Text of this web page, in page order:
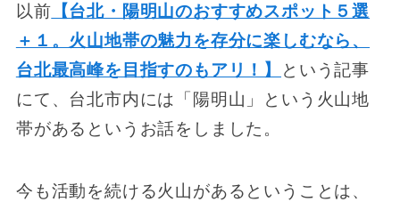
以前 【台北・陽明山のおすすめスポット５選
＋１。火山地帯の魅力を存分に楽しむなら、
台北最高峰を目指すのもアリ！】
という記事
にて、台北市内には「陽明山」という火山地
帯があるというお話をしました。
今も活動を続ける火山があるということは、